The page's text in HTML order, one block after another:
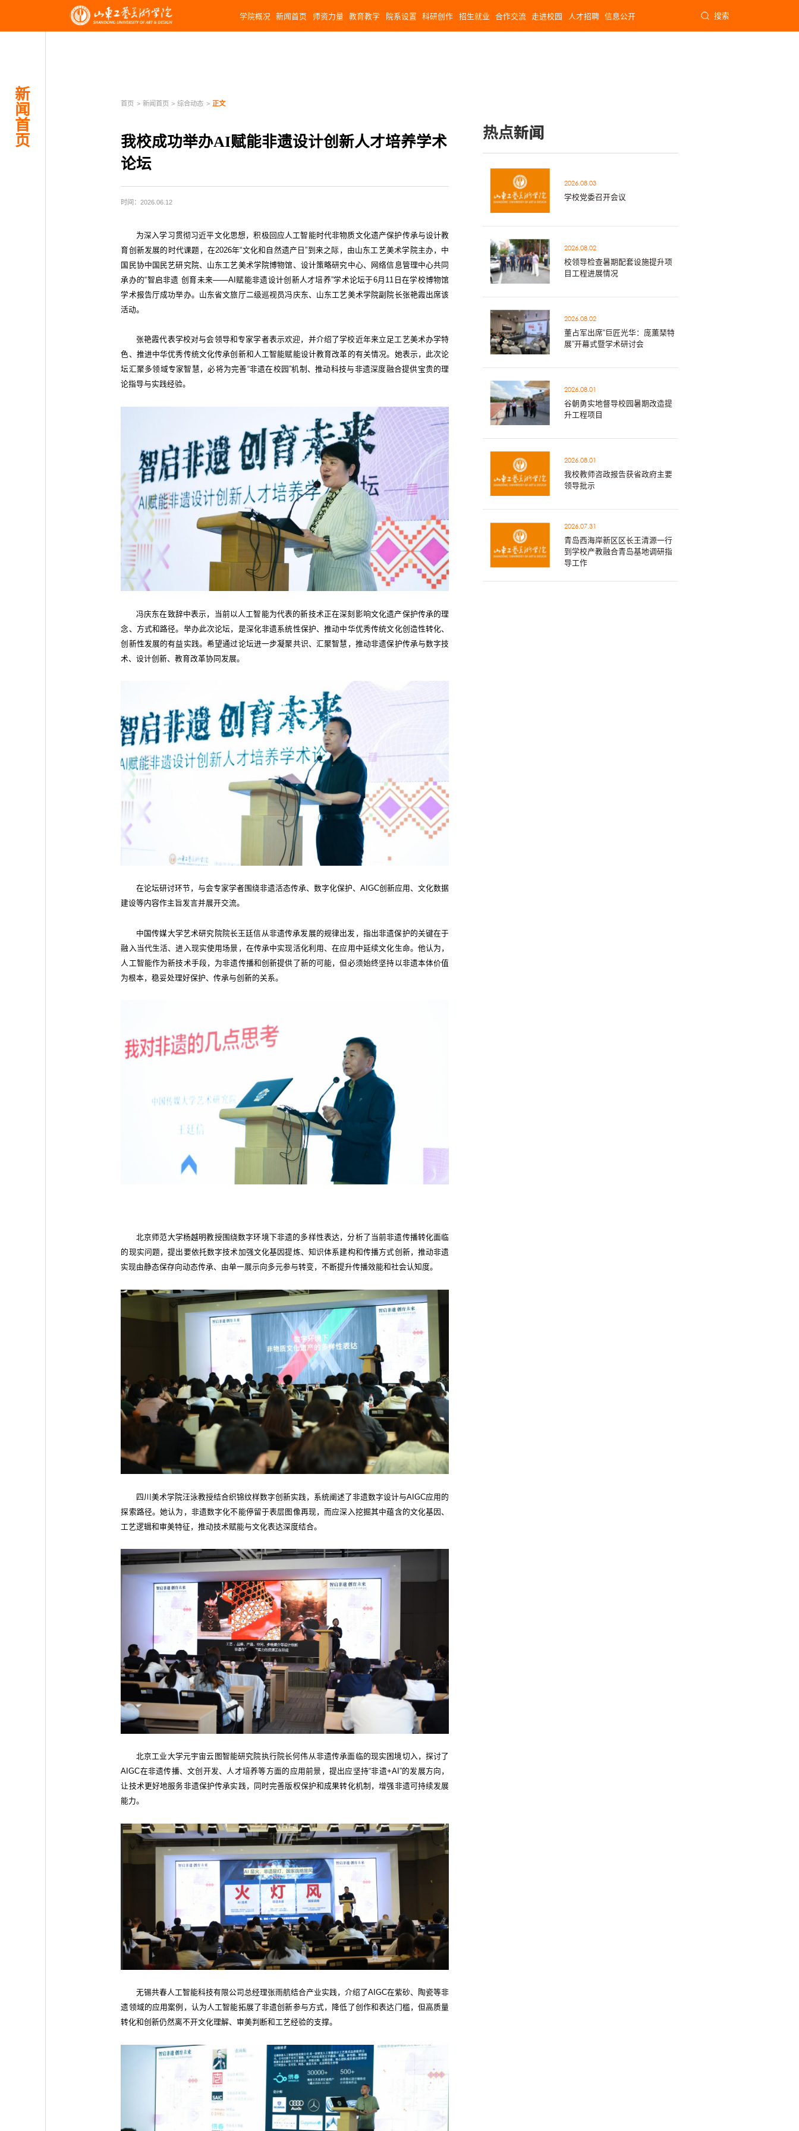
学院概况 新闻首页 师资力量 教育教学 院系设置 科研创作 招生就业 合作交流 走进校园 人才招聘 信息公开 搜索
新
闻
首
页
首页 > 新闻首页 > 综合动态 > 正文
我校成功举办AI赋能非遗设计创新人才培养学术
论坛
时间：2026.06.12
为深入学习贯彻习近平文化思想，积极回应人工智能时代非物质文化遗产保护传承与设计教
育创新发展的时代课题，在2026年“文化和自然遗产日”到来之际，由山东工艺美术学院主办，中
国民协中国民艺研究院、山东工艺美术学院博物馆、设计策略研究中心、网络信息管理中心共同
承办的“智启非遗 创育未来——AI赋能非遗设计创新人才培养”学术论坛于6月11日在学校博物馆
学术报告厅成功举办。山东省文旅厅二级巡视员冯庆东、山东工艺美术学院副院长张艳霞出席该
活动。
张艳霞代表学校对与会领导和专家学者表示欢迎，并介绍了学校近年来立足工艺美术办学特
色、推进中华优秀传统文化传承创新和人工智能赋能设计教育改革的有关情况。她表示，此次论
坛汇聚多领域专家智慧，必将为完善“非遗在校园”机制、推动科技与非遗深度融合提供宝贵的理
论指导与实践经验。
冯庆东在致辞中表示，当前以人工智能为代表的新技术正在深刻影响文化遗产保护传承的理
念、方式和路径。举办此次论坛，是深化非遗系统性保护、推动中华优秀传统文化创造性转化、
创新性发展的有益实践。希望通过论坛进一步凝聚共识、汇聚智慧，推动非遗保护传承与数字技
术、设计创新、教育改革协同发展。
在论坛研讨环节，与会专家学者围绕非遗活态传承、数字化保护、AIGC创新应用、文化数据
建设等内容作主旨发言并展开交流。
中国传媒大学艺术研究院院长王廷信从非遗传承发展的规律出发，指出非遗保护的关键在于
融入当代生活、进入现实使用场景，在传承中实现活化利用、在应用中延续文化生命。他认为，
人工智能作为新技术手段，为非遗传播和创新提供了新的可能，但必须始终坚持以非遗本体价值
为根本，稳妥处理好保护、传承与创新的关系。
北京师范大学杨越明教授围绕数字环境下非遗的多样性表达，分析了当前非遗传播转化面临
的现实问题，提出要依托数字技术加强文化基因提炼、知识体系建构和传播方式创新，推动非遗
实现由静态保存向动态传承、由单一展示向多元参与转变，不断提升传播效能和社会认知度。
四川美术学院汪泳教授结合织锦纹样数字创新实践，系统阐述了非遗数字设计与AIGC应用的
探索路径。她认为，非遗数字化不能停留于表层图像再现，而应深入挖掘其中蕴含的文化基因、
工艺逻辑和审美特征，推动技术赋能与文化表达深度结合。
北京工业大学元宇宙云图智能研究院执行院长何伟从非遗传承面临的现实困境切入，探讨了
AIGC在非遗传播、文创开发、人才培养等方面的应用前景，提出应坚持“非遗+AI”的发展方向，
让技术更好地服务非遗保护传承实践，同时完善版权保护和成果转化机制，增强非遗可持续发展
能力。
无锡共春人工智能科技有限公司总经理张雨航结合产业实践，介绍了AIGC在紫砂、陶瓷等非
遗领域的应用案例，认为人工智能拓展了非遗创新参与方式，降低了创作和表达门槛，但高质量
转化和创新仍然离不开文化理解、审美判断和工艺经验的支撑。
热点新闻
2026.08.03
学校党委召开会议
2026.08.02
校领导检查暑期配套设施提升项
目工程进展情况
2026.08.02
董占军出席“巨匠光华：庞薰琹特
展”开幕式暨学术研讨会
2026.08.01
谷朝勇实地督导校园暑期改造提
升工程项目
2026.08.01
我校教师咨政报告获省政府主要
领导批示
2026.07.31
青岛西海岸新区区长王清源一行
到学校产教融合青岛基地调研指
导工作